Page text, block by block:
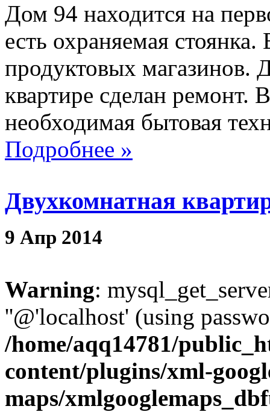
Дом 94 находится на
есть охраняемая
продуктовых магазинов.
квартире сделан ремонт.
необходимая бытовая
Подробнее »
Двухкомнатная
9 Апр 2014
Warning:
''@'localhost' (using
/home/aqq14781/
content/plugins/xml-
maps/